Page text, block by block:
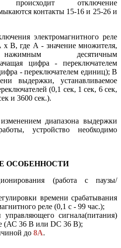
происходит отключение
контакты 15-16 и 25-26 и
электромагнитного реле
x B, где А - значение множителя,
нажимным десятичным
цифра - переключателем
- переключателем единиц); В
выдержки, устанавливаемое
(0,1 сек, 1 сек, 6 сек,
и 3600 сек.).
диапазона выдержки
устройство необходимо
ОСОБЕННОСТИ
(работа с паузы/
времени срабатывания
реле (0,1 с - 99 час.);
управляющего сигнала(питания)
(АС 36 В или DC 36 В);
до 8А.